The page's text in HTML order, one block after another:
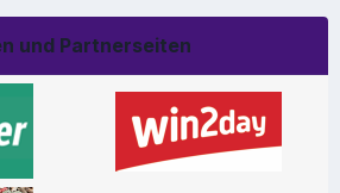
und Partnerseiten